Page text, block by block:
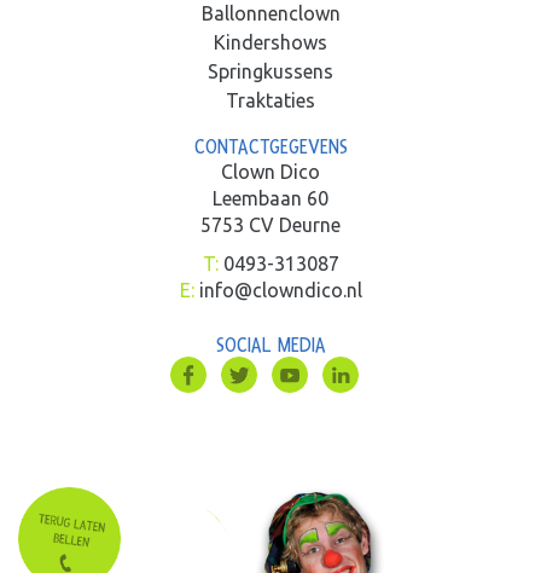
Ballonnenclown
Kindershows
Springkussens
Traktaties
CONTACTGEGEVENS
Clown Dico
Leembaan 60
5753 CV Deurne
T:0493-313087
E: info@clowndico.nl
SOCIAL MEDIA